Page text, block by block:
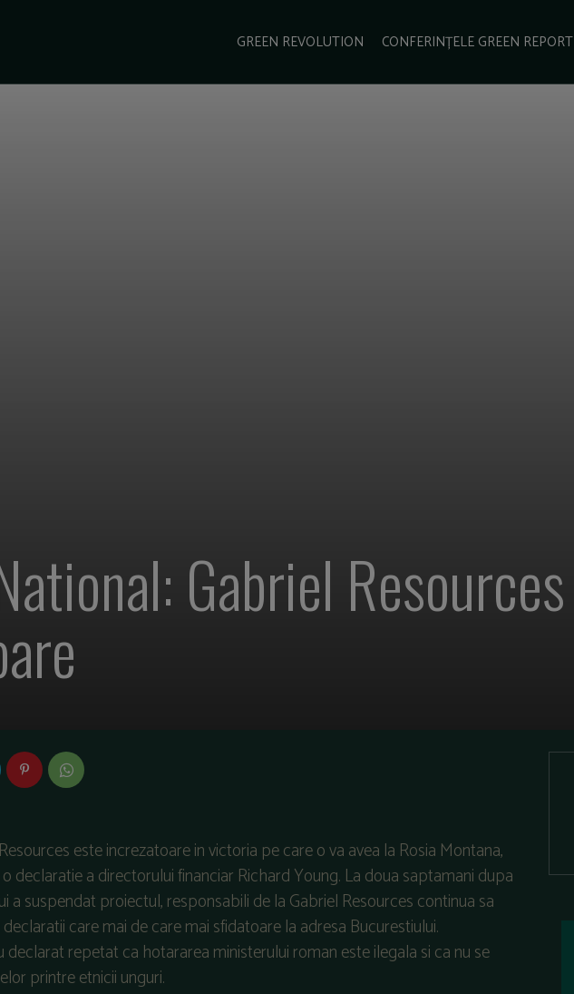
GREEN REVOLUTION CONFERINȚELE GREEN REPORT
SCHIMBĂRI CLIMATICE
Gabriel Resources
este increzatoare in victoria pe care o va avea la Rosia Montana,
declaratie a directorului financiar Richard Young. La doua saptamani dupa
a suspendat proiectul, responsabili de la Gabriel Resources continua sa
care mai de care mai sfidatoare la adresa Bucurestiului.
declarat repetat ca hotararea ministerului roman este ilegala si ca nu se
printre etnicii unguri.